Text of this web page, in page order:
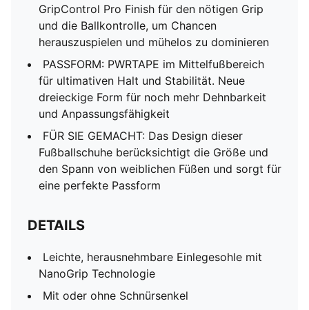
GripControl Pro Finish für den nötigen Grip
und die Ballkontrolle, um Chancen
herauszuspielen und mühelos zu dominieren
PASSFORM: PWRTAPE im Mittelfußbereich
für ultimativen Halt und Stabilität. Neue
dreieckige Form für noch mehr Dehnbarkeit
und Anpassungsfähigkeit
FÜR SIE GEMACHT: Das Design dieser
Fußballschuhe berücksichtigt die Größe und
den Spann von weiblichen Füßen und sorgt für
eine perfekte Passform
DETAILS
Leichte, herausnehmbare Einlegesohle mit
NanoGrip Technologie
Mit oder ohne Schnürsenkel